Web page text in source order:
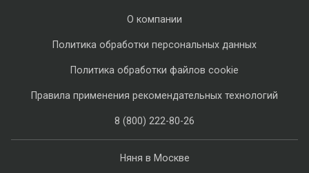
Няня в Москве
О компании
Политика обработки персональных данных
Политика обработки файлов cookie
Правила применения рекомендательных технологий
8 (800) 222-80-26